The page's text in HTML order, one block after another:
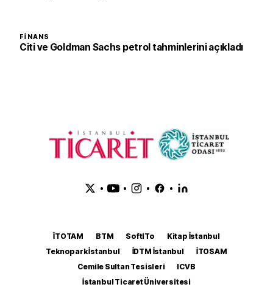
FINANS
Citi ve Goldman Sachs petrol tahminlerini açıkladı
• • • •
İTOTAM BTM SoftITo
Kitap İstanbul
Teknopark İstanbul
İDTM İstanbul
İTOSAM
Cemile Sultan Tesisleri
ICVB
İstanbul Ticaret Üniversitesi